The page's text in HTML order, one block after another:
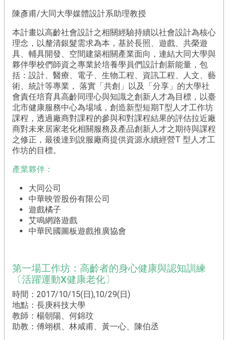
聯
活
動
成
果
公
版
教
材
相
辦
E
C
n
e
陳彥甫/大同大學媒體設計系助理教授
本計畫以高齡社會設計之相關經驗持續以社會設計為核心
理念，以釐清銀髮需求為本，基於長照、遊戲、共榮遊
具、輔具開發、空間建築相關產業面向，連結大同大學與
夥伴學校們師資之專業於培養學員們設計創新能量，包
括：設計、醫療、電子、生物工程、資訊工程、人文、藝
術、統計等專業， 落實「共創」以及「分享」的大學社
會責任培育具高齡同理心與知識之創新人才為目標，以臺
北市健康服務中心為場域，創造新型短期T型人才工作坊
課程，透過廠商對課程的參與和對課程結果的評估拉近廠
商對未來居家老化相關服務及產品創新人才之期待與課程
之修正，最後達到說服廠商提供資源永續經營T 型人才工
作坊的目標。
產業夥伴：
大同公司
中華映管股份有限公司
遊戲橘子
艾鳴網路遊戲
中華民國圖板遊戲推廣協會
第一場工作坊：高齡者的身心健康與認知訓練
〔活躍運動X健康老化〕
時間：2017/10/15(日),10/29(日)
地點：長庚科技大學
教師：楊朝陽、何錦玟
助教：傅翊棋、林咸甫、黃一心、陳伯丞